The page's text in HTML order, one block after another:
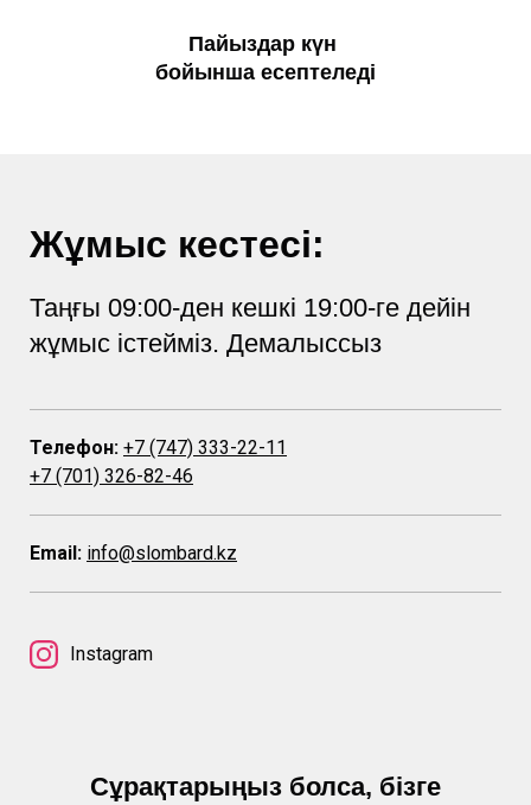
Пайыздар күн
бойынша есептеледі
Жұмыс кестесі:
Таңғы 09:00-ден кешкі 19:00-ге дейін
жұмыс істейміз. Демалыссыз
Телефон: +7 (747) 333-22-11
+7 (701) 326-82-46
Email: info@slombard.kz
Instagram
Сұрақтарыңыз болса, бізге